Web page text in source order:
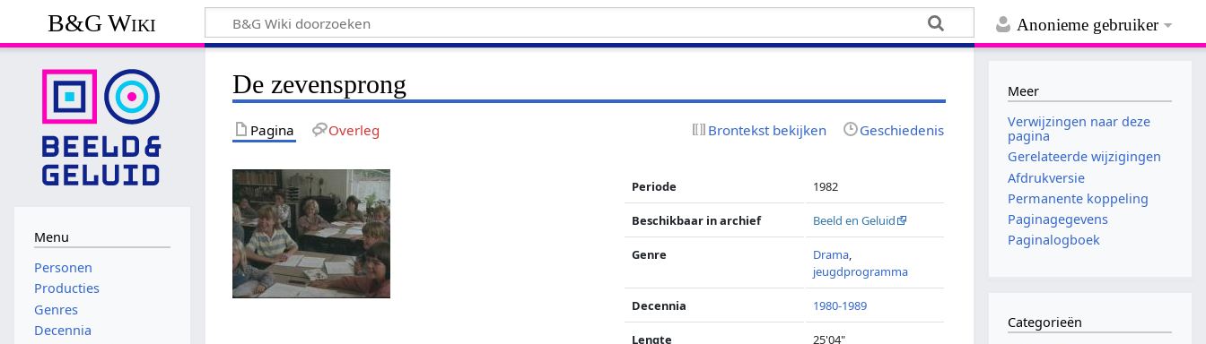
Anonieme gebruiker
B&G Wiki
De zevensprong
Pagina Overleg Brontekst bekijken Geschiedenis
Periode 1982
Beschikbaar in archief Beeld en Geluid
Genre Drama,
jeugdprogramma
Decennia 1980-1989
Lengte 25'04"
Menu
Personen
Producties
Genres
Decennia
Meer
Verwijzingen naar deze
pagina
Gerelateerde wijzigingen
Afdrukversie
Permanente koppeling
Paginagegevens
Paginalogboek
Categorieën